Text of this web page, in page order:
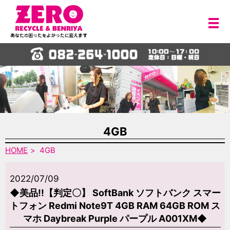
メ
4GB
HOME 4GB
2022/07/09
◆美品!!【判定〇】 SoftBank ソフトバンク スマー
トフォン Redmi Note9T 4GB RAM 64GB ROM ス
マホ Daybreak Purple パープル A001XM◆